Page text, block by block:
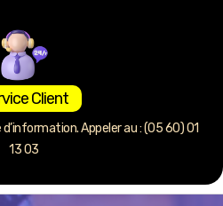
Client
Appeler au : (05 60) 01
13 03